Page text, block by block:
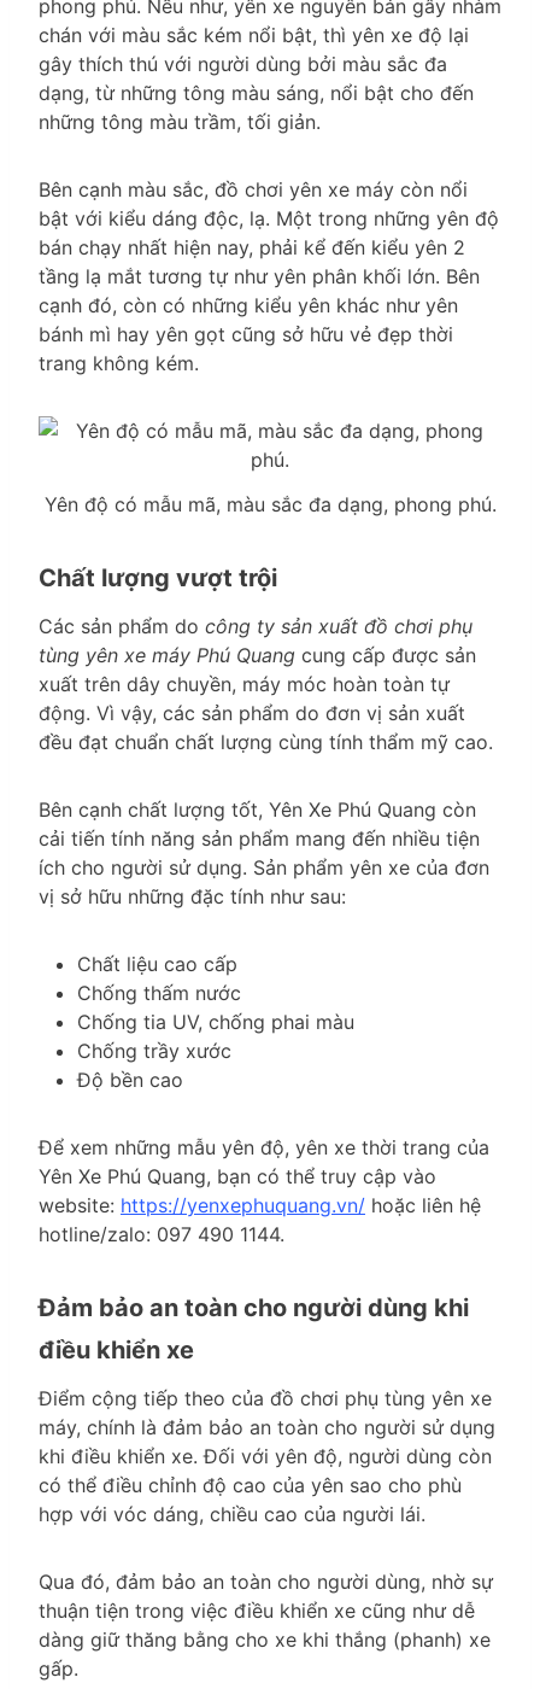
phong phú. Nếu như, yên xe nguyên bản gây nhàm
chán với màu sắc kém nổi bật, thì yên xe độ lại
gây thích thú với người dùng bởi màu sắc đa
dạng, từ những tông màu sáng, nổi bật cho đến
những tông màu trầm, tối giản.
Bên cạnh màu sắc, đồ chơi yên xe máy còn nổi
bật với kiểu dáng độc, lạ. Một trong những yên độ
bán chạy nhất hiện nay, phải kể đến kiểu yên 2
tầng lạ mắt tương tự như yên phân khối lớn. Bên
cạnh đó, còn có những kiểu yên khác như yên
bánh mì hay yên gọt cũng sở hữu vẻ đẹp thời
trang không kém.
Yên độ có mẫu mã, màu sắc đa dạng, phong phú.
Chất lượng vượt trội
Các sản phẩm do công ty sản xuất đồ chơi phụ
tùng yên xe máy Phú Quang cung cấp được sản
xuất trên dây chuyền, máy móc hoàn toàn tự
động. Vì vậy, các sản phẩm do đơn vị sản xuất
đều đạt chuẩn chất lượng cùng tính thẩm mỹ cao.
Bên cạnh chất lượng tốt, Yên Xe Phú Quang còn
cải tiến tính năng sản phẩm mang đến nhiều tiện
ích cho người sử dụng. Sản phẩm yên xe của đơn
vị sở hữu những đặc tính như sau:
Chất liệu cao cấp
Chống thấm nước
Chống tia UV, chống phai màu
Chống trầy xước
Độ bền cao
Để xem những mẫu yên độ, yên xe thời trang của
Yên Xe Phú Quang, bạn có thể truy cập vào
website: https://yenxephuquang.vn/ hoặc liên hệ
hotline/zalo: 097 490 1144.
Đảm bảo an toàn cho người dùng khi
điều khiển xe
Điểm cộng tiếp theo của đồ chơi phụ tùng yên xe
máy, chính là đảm bảo an toàn cho người sử dụng
khi điều khiển xe. Đối với yên độ, người dùng còn
có thể điều chỉnh độ cao của yên sao cho phù
hợp với vóc dáng, chiều cao của người lái.
Qua đó, đảm bảo an toàn cho người dùng, nhờ sự
thuận tiện trong việc điều khiển xe cũng như dễ
dàng giữ thăng bằng cho xe khi thắng (phanh) xe
gấp.